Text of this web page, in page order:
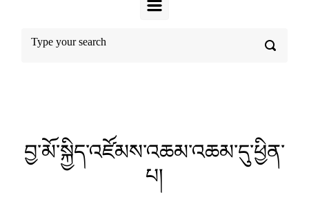
བྱ་མོ་སྐྱིད་འཛོམས་འཆམ་འཆམ་དུ་ཕྱིན་
པ།